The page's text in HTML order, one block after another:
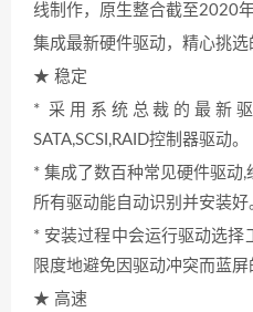
线制作，原生整合截至2020
集成最新硬件驱动，精心挑选
★ 稳定
* 采用系统总裁的最新
SATA,SCSI,RAID控制器驱动。
* 集成了数百种常见硬件驱动
所有驱动能自动识别并安装好
* 安装过程中会运行驱动选择
限度地避免因驱动冲突而蓝屏
★ 高速